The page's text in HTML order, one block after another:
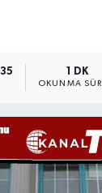
1 DK
OKUNMA